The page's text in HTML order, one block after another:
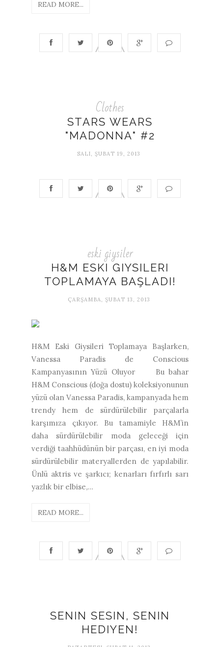
READ MORE...
Clothes
STARS WEARS
"MADONNA" #2
SALI, ŞUBAT 19, 2013
eski giysiler
H&M ESKI GIYSILERI
TOPLAMAYA BAŞLADI!
ÇARŞAMBA, ŞUBAT 13, 2013
H&M Eski Giysileri Toplamaya Başlarken,
Vanessa Paradis de Conscious
Kampanyasının Yüzü Oluyor Bu bahar
H&M Conscious (doğa dostu) koleksiyonunun
yüzü olan Vanessa Paradis, kampanyada hem
trendy hem de sürdürülebilir parçalarla
karşımıza çıkıyor. Bu tamamiyle H&M’in
daha sürdürülebilir moda geleceği için
verdiği taahhüdünün bir parçası, en iyi moda
sürdürülebilir materyallerden de yapılabilir.
Ünlü aktris ve şarkıcı; kenarları fırfırlı sarı
yazlık bir elbise,...
READ MORE...
SENIN SESIN, SENIN
HEDIYEN!